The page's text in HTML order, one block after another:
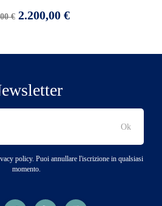
€ Prezzo
2.200,00 €
policy. Puoi annullare l'iscrizione in qualsiasi
momento.